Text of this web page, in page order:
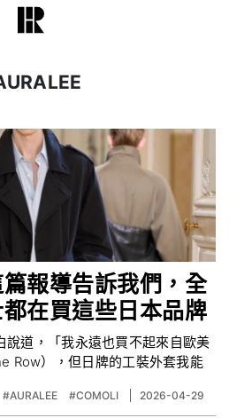
篇報導告訴我們，全
在買這些日本品牌
道，「我永遠也買不起來自歐美
Row），但日牌的工裝外套我能
#AURALEE #COMOLI 2026-04-29